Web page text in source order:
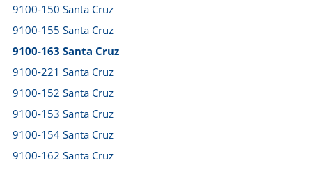
9100-150 Santa Cruz
9100-155 Santa Cruz
9100-163 Santa Cruz
9100-221 Santa Cruz
9100-152 Santa Cruz
9100-153 Santa Cruz
9100-154 Santa Cruz
9100-162 Santa Cruz